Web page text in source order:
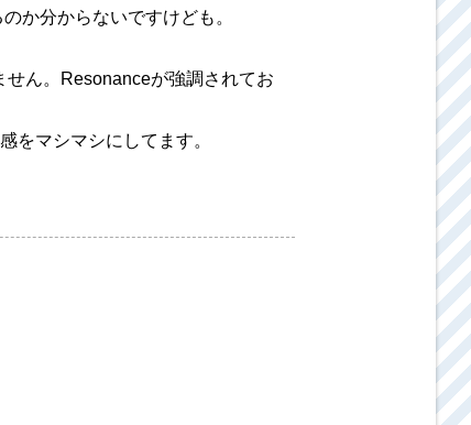
か分からないですけども。
ん。Resonanceが強調されてお
をマシマシにしてます。